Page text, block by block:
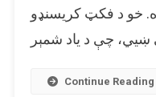
له
ادعا
خو د فکټ کریسنډو
Continue Reading